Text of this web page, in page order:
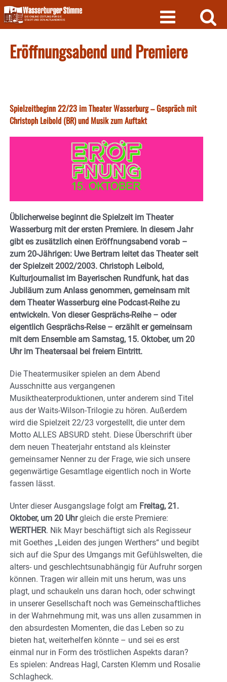
Skip
to
content
Eröffnungsabend und Premiere
Spielzeitbeginn 22/23 im Theater Wasserburg – Gespräch mit
Christoph Leibold (BR) und Musik zum Auftakt
Üblicherweise beginnt die Spielzeit im Theater
Wasserburg mit der ersten Premiere. In diesem Jahr
gibt es zusätzlich einen Eröffnungsabend vorab –
zum 20-Jährigen: Uwe Bertram leitet das Theater seit
der Spielzeit 2002/2003. Christoph Leibold,
Kulturjournalist im Bayerischen Rundfunk, hat das
Jubiläum zum Anlass genommen, gemeinsam mit
dem Theater Wasserburg eine Podcast-Reihe zu
entwickeln. Von dieser Gesprächs-Reihe – oder
eigentlich Gesprächs-Reise – erzählt er gemeinsam
mit dem Ensemble am Samstag, 15. Oktober, um 20
Uhr im Theatersaal bei freiem Eintritt.
Die Theatermusiker spielen an dem Abend
Ausschnitte aus vergangenen
Musiktheaterproduktionen, unter anderem sind Titel
aus der Waits-Wilson-Trilogie zu hören. Außerdem
wird die Spielzeit 22/23 vorgestellt, die unter dem
Motto ALLES ABSURD steht. Diese Überschrift über
dem neuen Theaterjahr entstand als kleinster
gemeinsamer Nenner zu der Frage, wie sich unsere
gegenwärtige Gesamtlage eigentlich noch in Worte
fassen lässt.
Unter dieser Ausgangslage folgt am Freitag, 21.
Oktober, um 20 Uhrgleich die erste Premiere:
WERTHER. Nik Mayr beschäftigt sich als Regisseur
mit Goethes „Leiden des jungen Werthers“ und begibt
sich auf die Spur des Umgangs mit Gefühlswelten, die
alters- und geschlechtsunabhängig für Aufruhr sorgen
können. Tragen wir allein mit uns herum, was uns
plagt, und schaukeln uns daran hoch, oder schwingt
in unserer Gesellschaft noch was Gemeinschaftliches
in der Wahrnehmung mit, was uns allen zusammen in
den absurdesten Momenten, die das Leben so zu
bieten hat, weiterhelfen könnte – und sei es erst
einmal nur in Form des tröstlichen Aspekts daran?
Es spielen: Andreas Hagl, Carsten Klemm und Rosalie
Schlagheck.